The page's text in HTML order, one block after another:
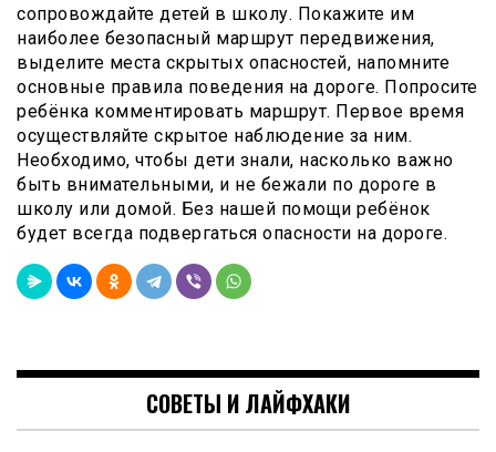
сопровождайте детей в школу. Покажите им
наиболее безопасный маршрут передвижения,
выделите места скрытых опасностей, напомните
основные правила поведения на дороге. Попросите
ребёнка комментировать маршрут. Первое время
осуществляйте скрытое наблюдение за ним.
Необходимо, чтобы дети знали, насколько важно
быть внимательными, и не бежали по дороге в
школу или домой. Без нашей помощи ребёнок
будет всегда подвергаться опасности на дороге.
СОВЕТЫ И ЛАЙФХАКИ